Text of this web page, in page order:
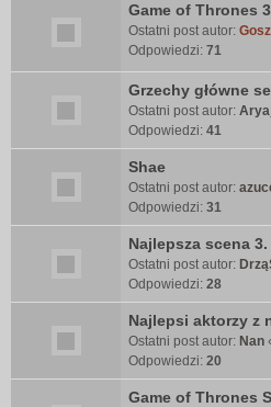
Game of Thrones
Ostatni post autor:
Odpowiedzi: 71
Grzechy główne
Ostatni post autor:
Odpowiedzi: 41
Shae
Ostatni post autor:
Odpowiedzi: 31
Najlepsza scena
Ostatni post autor:
Odpowiedzi: 28
Najlepsi aktorzy z
Ostatni post autor: Nan
Odpowiedzi: 20
Game of Thrones